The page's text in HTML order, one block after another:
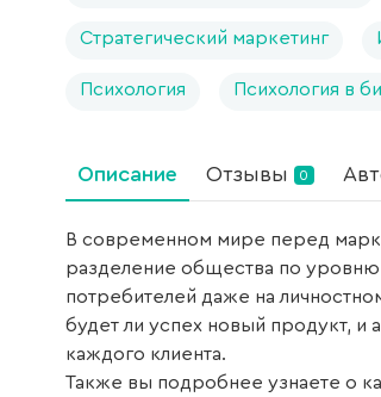
Стратегический маркетинг
Психология Психология в
Описание Отзывы 0
В современном мире перед
разделение общества по уровню
потребителей даже на
будет ли успех новый продукт, и
каждого клиента.
Также вы подробнее узнаете о